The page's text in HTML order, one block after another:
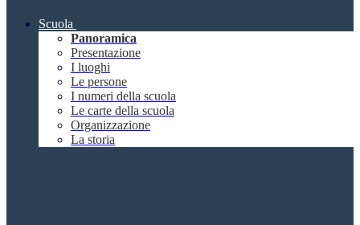
Scuola
Panoramica
Presentazione
I luoghi
Le persone
I numeri della scuola
Le carte della scuola
Organizzazione
La storia